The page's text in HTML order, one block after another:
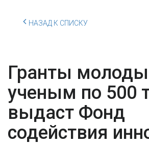
НАЗАД К СПИСКУ
Гранты
ученым по 500
выдаст Фонд
содействия